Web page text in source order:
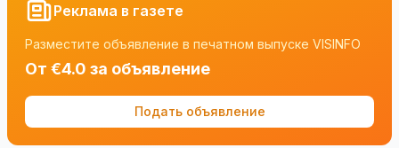
Реклама в газете
Разместите объявление в печатном выпуске VISINFO
От €4.0 за объявление
Подать объявление